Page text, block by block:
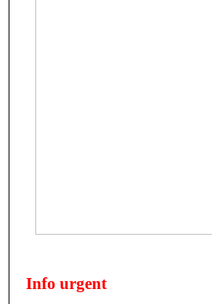
Info urgent